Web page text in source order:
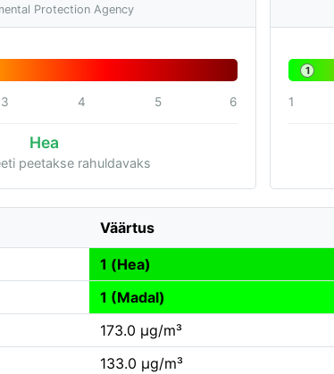
Protection Agency
3 4 5 6
Hea
peetakse rahuldavaks
1
1
Väärtus
1 (Hea)
1 (Madal)
173.0 µg/m³
133.0 µg/m³